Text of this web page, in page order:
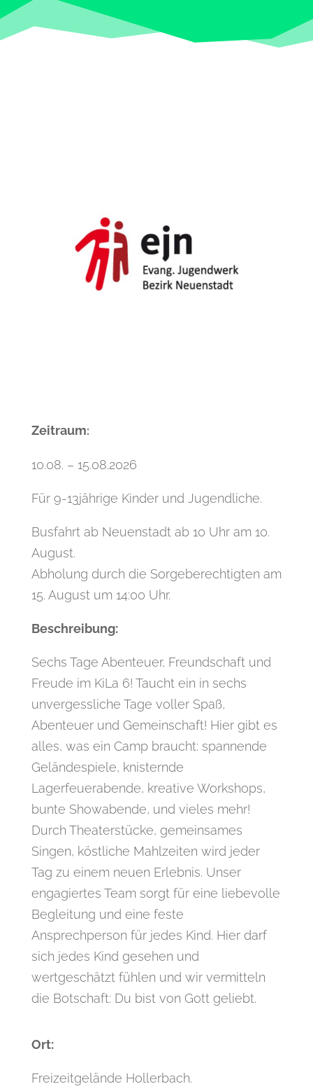
Zeitraum:
10.08. – 15.08.2026
Für 9-13jährige Kinder und Jugendliche.
Busfahrt ab Neuenstadt ab 10 Uhr am 10.
August.
Abholung durch die Sorgeberechtigten am
15. August um 14:00 Uhr.
Beschreibung:
Sechs Tage Abenteuer, Freundschaft und
Freude im KiLa 6! Taucht ein in sechs
unvergessliche Tage voller Spaß,
Abenteuer und Gemeinschaft! Hier gibt es
alles, was ein Camp braucht: spannende
Geländespiele, knisternde
Lagerfeuerabende, kreative Workshops,
bunte Showabende, und vieles mehr!
Durch Theaterstücke, gemeinsames
Singen, köstliche Mahlzeiten wird jeder
Tag zu einem neuen Erlebnis. Unser
engagiertes Team sorgt für eine liebevolle
Begleitung und eine feste
Ansprechperson für jedes Kind. Hier darf
sich jedes Kind gesehen und
wertgeschätzt fühlen und wir vermitteln
die Botschaft: Du bist von Gott geliebt.
Ort:
Freizeitgelände Hollerbach.